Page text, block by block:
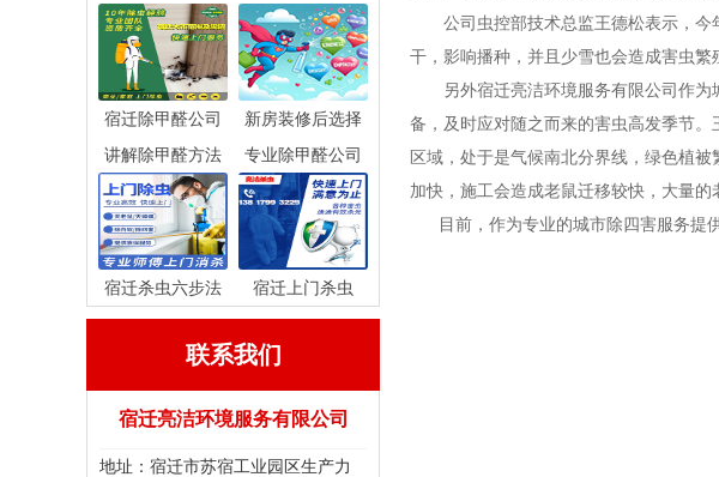
宿迁除甲醛公司
讲解除甲醛方法
新房装修后选择
专业除甲醛公司
宿迁杀虫六步法 宿迁上门杀虫
联系我们
宿迁亮洁环境服务有限公司
地址：宿迁市苏宿工业园区生产力
公司虫控部技术总监王德松表示，今
干，影响播种，并且少雪也会造成害虫繁
另外宿迁亮洁环境服务有限公司作为
备，及时应对随之而来的害虫高发季节
区域，处于是气候南北分界线，绿色植
加快，施工会造成老鼠迁移较快，大量
目前，作为专业的城市除四害服务提供